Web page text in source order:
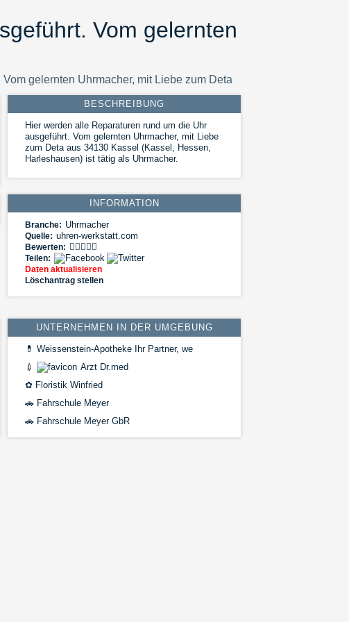
Vom gelernten
gelernten Uhrmacher, mit Liebe zum Deta
BESCHREIBUNG
Hier werden alle Reparaturen rund um die Uhr
ausgeführt. Vom gelernten Uhrmacher, mit Liebe
zum Deta aus 34130 Kassel (Kassel, Hessen,
Harleshausen) ist tätig als Uhrmacher.
INFORMATION
Branche: Uhrmacher
Quelle: uhren-werkstatt.com
Bewerten:
Teilen:
Daten aktualisieren
Löschantrag stellen
UNTERNEHMEN IN DER UMGEBUNG
💊 Weissenstein-Apotheke Ihr Partner, we
💉
Arzt Dr.med
✿ Floristik Winfried
🚗 Fahrschule Meyer
🚗 Fahrschule Meyer GbR